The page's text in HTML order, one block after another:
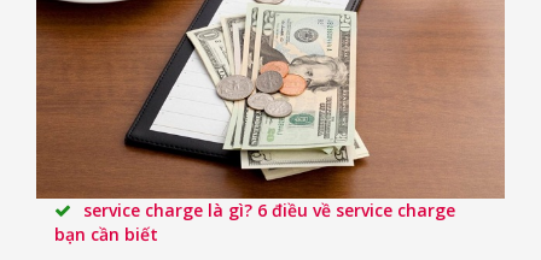
service charge là gì? 6 điều về service charge
bạn cần biết